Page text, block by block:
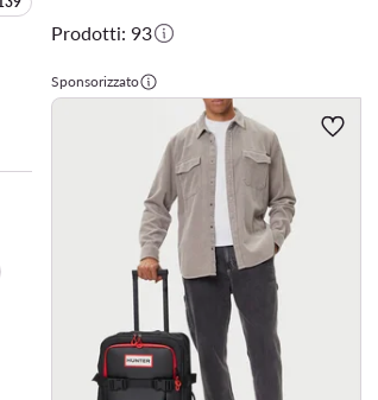
di prodotti:
Prodotti: 93
Sponsorizzato